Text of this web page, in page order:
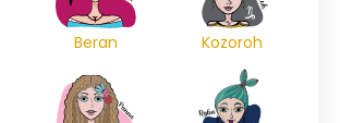
Beran Kozoroh